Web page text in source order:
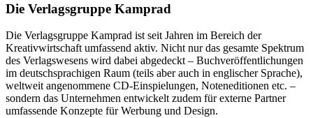
Die Verlagsgruppe Kamprad
Die Verlagsgruppe Kamprad ist seit Jahren im Bereich der
Kreativwirtschaft umfassend aktiv. Nicht nur das gesamte Spektrum
des Verlagswesens wird dabei abgedeckt – Buchveröffentlichungen
im deutschsprachigen Raum (teils aber auch in englischer Sprache),
weltweit angenommene CD-Einspielungen, Noteneditionen etc. –
sondern das Unternehmen entwickelt zudem für externe Partner
umfassende Konzepte für Werbung und Design.